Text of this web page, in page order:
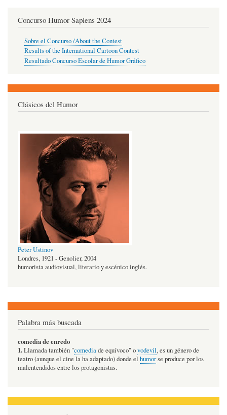
Concurso Humor Sapiens 2024
Sobre el Concurso /About the Contest
Results of the International Cartoon Contest
Resultado Concurso Escolar de Humor Gráfico
Clásicos del Humor
Peter Ustinov
Londres, 1921 - Genolier, 2004
humorista audiovisual, literario y escénico inglés.
Palabra más buscada
comedia de enredo
1.Llamada también "comediade equívoco" ovodevil, es un género de
teatro (aunque el cine la ha adaptado) donde el humorse produce por los
malentendidos entre los protagonistas.